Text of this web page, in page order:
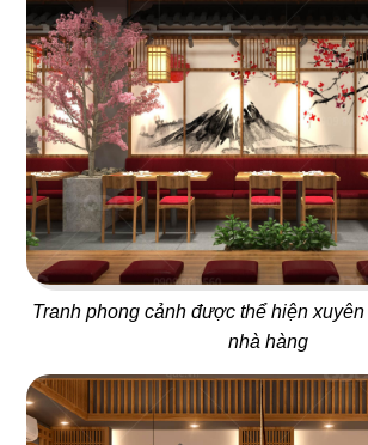
Tranh phong cảnh được thể hiện
nhà hàng
75
OVENMARU
Nhà hàng Hàn
76
Lẩu nướng
77
PARIS 1987
Nhà hàng Việt Nam
78
CHEZ
Nhà hàng Ý